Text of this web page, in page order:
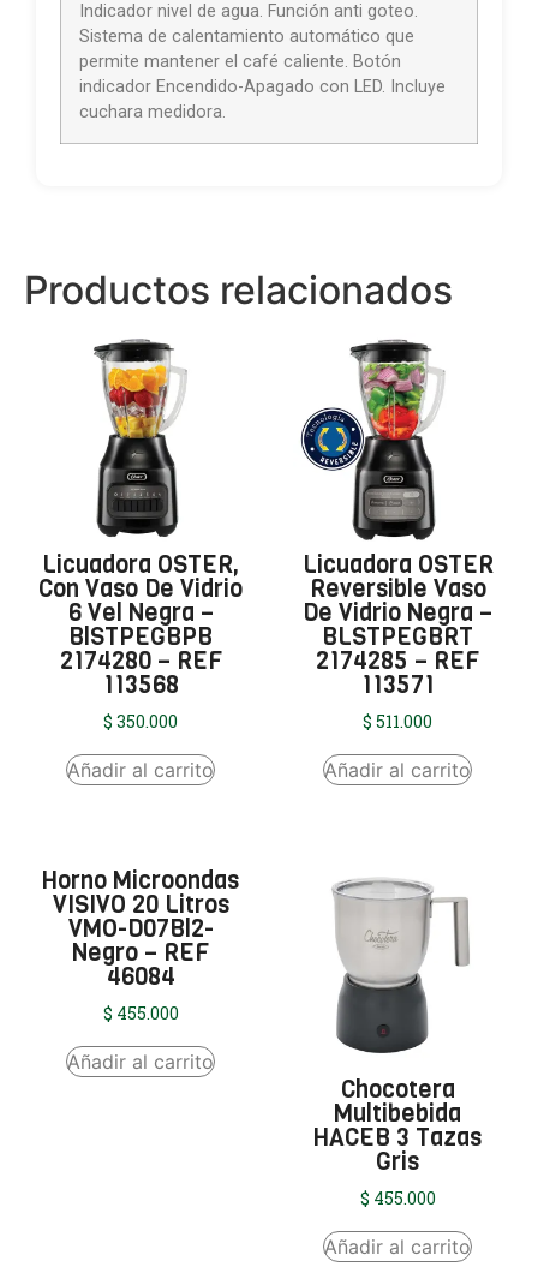
Indicador nivel de agua. Función anti goteo.
Sistema de calentamiento automático que
permite mantener el café caliente. Botón
indicador Encendido-Apagado con LED. Incluye
cuchara medidora.
Productos relacionados
Licuadora OSTER,
Con Vaso De Vidrio
6 Vel Negra –
BlSTPEGBPB
2174280 – REF
113568
$ 350.000
Añadir al carrito
Licuadora OSTER
Reversible Vaso
De Vidrio Negra –
BLSTPEGBRT
2174285 – REF
113571
$ 511.000
Añadir al carrito
Horno Microondas
VISIVO 20 Litros
VMO-D07Bl2-
Negro – REF
46084
$ 455.000
Añadir al carrito
Chocotera
Multibebida
HACEB 3 Tazas
Gris
$ 455.000
Añadir al carrito